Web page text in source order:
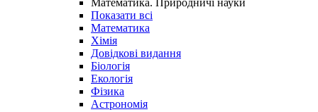
Математика. Природничі науки
Показати всі
Математика
Хімія
Довідкові видання
Біологія
Екологія
Фізика
Астрономія